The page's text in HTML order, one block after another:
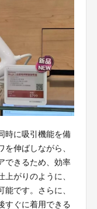
時に吸引機能を備
伸ばしながら、
できるため、効率
がりのように、
です。さらに、
すぐに着用できる